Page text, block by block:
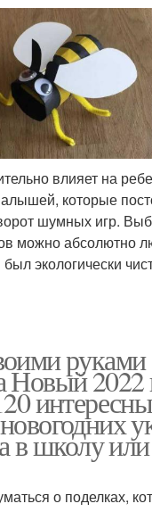
влияет на
которые
шумных игр.
можно абсолютно
экологически
руками
Новый 2022
в школу
о поделках,